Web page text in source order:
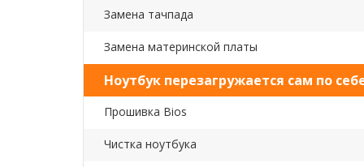
Замена тачпада
Замена материнской платы
Ноутбук перезагружается сам по
Прошивка Bios
Чистка ноутбука